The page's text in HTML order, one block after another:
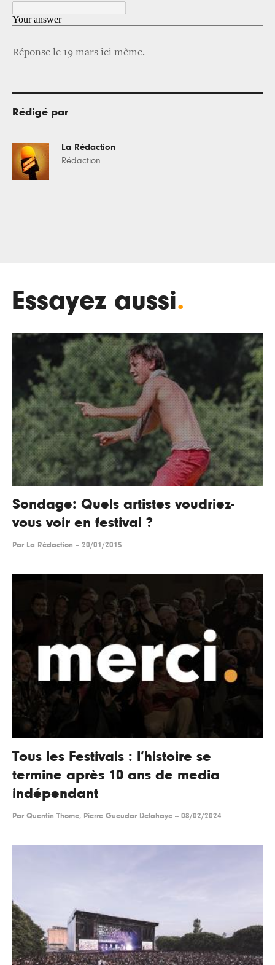
Réponse le 19 mars ici même.
Rédigé par
La Rédaction
Rédaction
Essayez aussi.
Sondage: Quels artistes voudriez-
vous voir en festival ?
Par La Rédaction -- 20/01/2015
Tous les Festivals : l’histoire se
termine après 10 ans de media
indépendant
Par Quentin Thome, Pierre Gueudar Delahaye -- 08/02/2024